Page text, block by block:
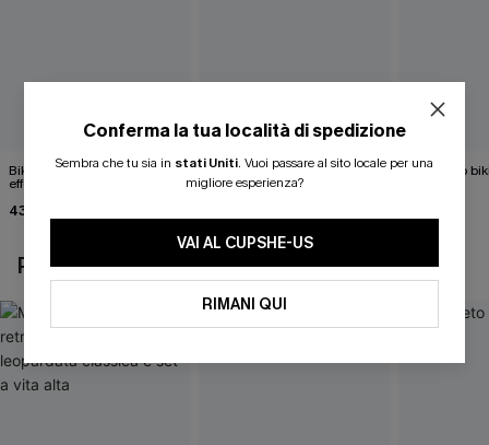
Bikini con stampa floreale
effetto vetrata
43,00 €
Sfoggio di un bikini tropicale Completo
POTREBBE INTERESSARTI ANCHE
Conferma la tua località di spedizione
Sembra che tu sia in stati Uniti. Vuoi passare al sito locale per una
migliore esperienza?
VAI AL CUPSHE-US
RIMANI QUI